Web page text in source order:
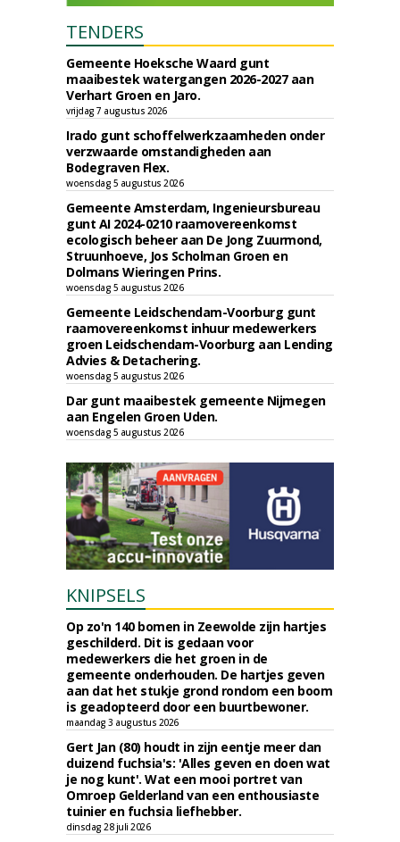
TENDERS
Gemeente Hoeksche Waard gunt
maaibestek watergangen 2026-2027 aan
Verhart Groen en Jaro.
vrijdag 7 augustus 2026
Irado gunt schoffelwerkzaamheden onder
verzwaarde omstandigheden aan
Bodegraven Flex.
woensdag 5 augustus 2026
Gemeente Amsterdam, Ingenieursbureau
gunt AI 2024-0210 raamovereenkomst
ecologisch beheer aan De Jong Zuurmond,
Struunhoeve, Jos Scholman Groen en
Dolmans Wieringen Prins.
woensdag 5 augustus 2026
Gemeente Leidschendam-Voorburg gunt
raamovereenkomst inhuur medewerkers
groen Leidschendam-Voorburg aan Lending
Advies & Detachering.
woensdag 5 augustus 2026
Dar gunt maaibestek gemeente Nijmegen
aan Engelen Groen Uden.
woensdag 5 augustus 2026
KNIPSELS
Op zo'n 140 bomen in Zeewolde zijn hartjes
geschilderd. Dit is gedaan voor
medewerkers die het groen in de
gemeente onderhouden. De hartjes geven
aan dat het stukje grond rondom een boom
is geadopteerd door een buurtbewoner.
maandag 3 augustus 2026
Gert Jan (80) houdt in zijn eentje meer dan
duizend fuchsia's: 'Alles geven en doen wat
je nog kunt'. Wat een mooi portret van
Omroep Gelderland van een enthousiaste
tuinier en fuchsia liefhebber.
dinsdag 28 juli 2026